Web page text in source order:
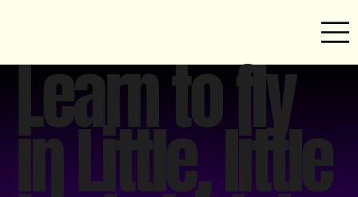
Learn to fly
in Little, little